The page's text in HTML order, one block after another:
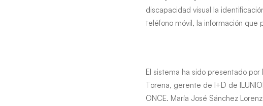
ciegas
arte
discapacidad visual la
teléfono móvil, la información que
El sistema ha sido presentado
Torena, gerente de I+D de
ONCE. María José Sánchez